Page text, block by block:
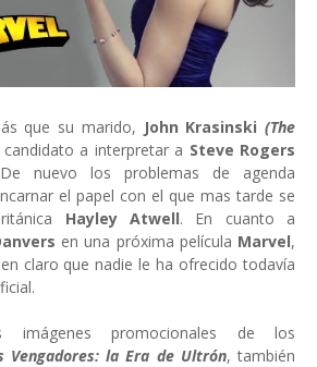
que su marido, John Krasinski (The
a interpretar a Steve Rogers
nuevo los problemas de agenda
el papel con el que mas tarde se
Hayley Atwell. En cuanto a
en una próxima película Marvel,
claro que nadie le ha ofrecido todavía
imágenes promocionales de los
Vengadores: la Era de Ultrón, también